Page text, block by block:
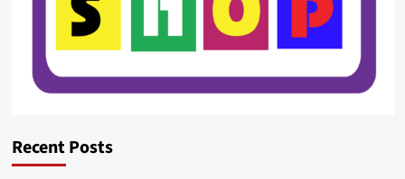
Recent Posts